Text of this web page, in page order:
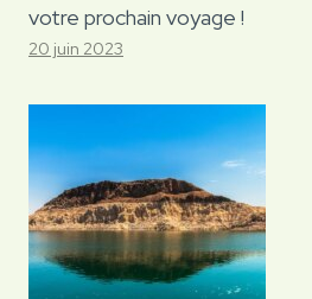
votre prochain voyage !
20 juin 2023